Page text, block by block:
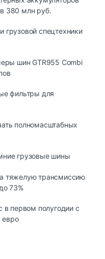
380 млн руб.
грузовой спецтехники
шин GTR955 Combi
фильтры для
полномасштабных
грузовые шины
тяжелую трансмиссию
73%
первом полугодии с
евро